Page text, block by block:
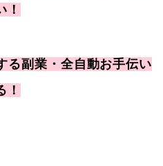
！
る副業・全自動お手伝い
！